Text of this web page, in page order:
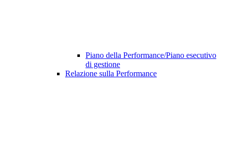
Piano della Performance/Piano esecutivo
di gestione
Relazione sulla Performance